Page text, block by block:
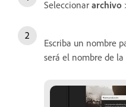
Seleccionar archivo
Escriba un nombre
será el nombre de